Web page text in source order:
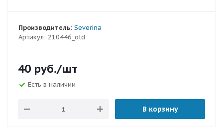
Артикул: 210446_old
Производитель: Severina
40 руб./шт
Есть в наличии
В корзину